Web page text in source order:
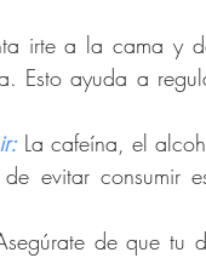
irte a la cama y
Esto ayuda a
La cafeína, el
evitar consumir
de que tu